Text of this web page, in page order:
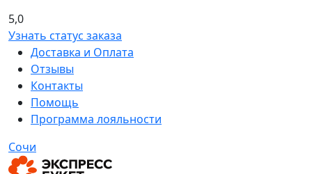
5,0
Узнать статус заказа
Доставка и Оплата
Отзывы
Контакты
Помощь
Программа лояльности
Сочи